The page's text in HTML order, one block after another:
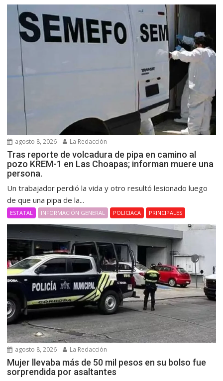
agosto 8, 2026 La Redacción
Tras reporte de volcadura de pipa en camino al
pozo KREM-1 en Las Choapas; informan muere una
persona.
Un trabajador perdió la vida y otro resultó lesionado luego
de que una pipa de la...
ESTATAL INFORMACIÓN GENERAL POLICIACA PRINCIPALES
agosto 8, 2026 La Redacción
Mujer llevaba más de 50 mil pesos en su bolso fue
sorprendida por asaltantes